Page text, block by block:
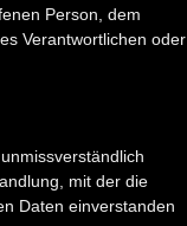
Person, dem
Verantwortlichen oder
mit der die
Daten einverstanden